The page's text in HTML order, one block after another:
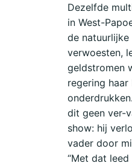
Dezelfde
in West-
de natuurlijke
verwoesten,
geldstromen
regering
dit geen ver-
show: hij
vader door
“Met dat